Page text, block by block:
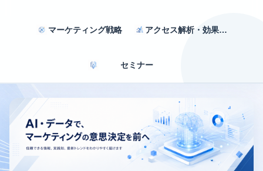
マーケティング戦略 アクセス解析・効果測定
セミナー